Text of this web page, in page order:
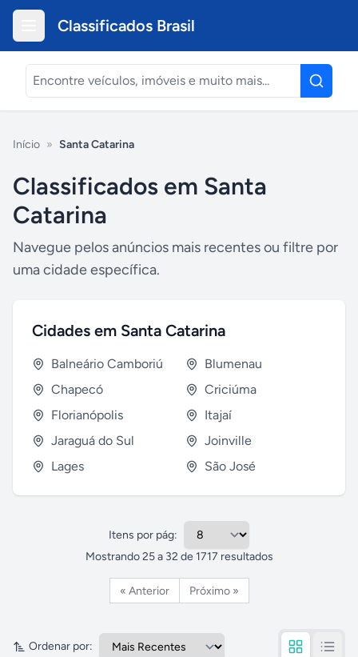
Classificados Brasil
Início » Santa Catarina
Classificados em Santa
Catarina
Navegue pelos anúncios mais recentes ou filtre por
uma cidade específica.
Cidades em Santa Catarina
Balneário Camboriú
Blumenau
Chapecó
Criciúma
Florianópolis
Itajaí
Jaraguá do Sul
Joinville
Lages
São José
Itens por pág:
Mostrando25a 32 de 1717 resultados
« Anterior Próximo »
Ordenar por: